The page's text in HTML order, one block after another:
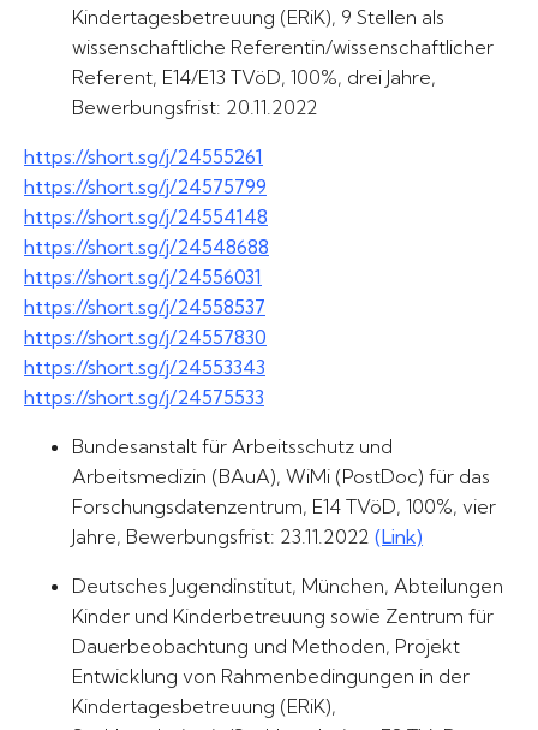
Kindertagesbetreuung (ERiK), 9 Stellen als
wissenschaftliche Referentin/wissenschaftlicher
Referent, E14/E13 TVöD, 100%, drei Jahre,
Bewerbungsfrist: 20.11.2022
https://short.sg/j/24555261
https://short.sg/j/24575799
https://short.sg/j/24554148
https://short.sg/j/24548688
https://short.sg/j/24556031
https://short.sg/j/24558537
https://short.sg/j/24557830
https://short.sg/j/24553343
https://short.sg/j/24575533
Bundesanstalt für Arbeitsschutz und
Arbeitsmedizin (BAuA), WiMi (PostDoc) für das
Forschungsdatenzentrum, E14 TVöD, 100%, vier
Jahre, Bewerbungsfrist: 23.11.2022 (Link)
Deutsches Jugendinstitut, München, Abteilungen
Kinder und Kinderbetreuung sowie Zentrum für
Dauerbeobachtung und Methoden, Projekt
Entwicklung von Rahmenbedingungen in der
Kindertagesbetreuung (ERiK),